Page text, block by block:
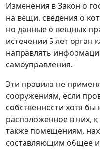
Изменения в Закон о
на вещи, сведения о
но данные о вещных
истечении 5 лет орган
направлять
самоуправления.
Эти правила не
сооружениям, если
собственности хотя
расположенное в них,
также помещениям,
составляющим общее